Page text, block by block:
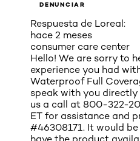
DENUNCIAR
Respuesta de Loreal:
hace 2 meses
consumer care center
Hello! We are sorry to
experience you had
Waterproof Full
speak with you directly
us a call at 800-322-
ET for assistance and
#46308171. It would